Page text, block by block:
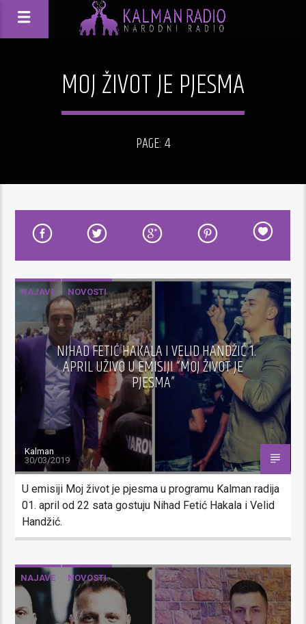
MOJ ŽIVOT JE PJESMA
PAGE: 4
NAJAVE NOVOSTI
NIHAD FETIĆ HAKALA I VELID HANDŽIĆ 1.
APRIL UŽIVO U EMISIJI “MOJ ŽIVOT JE
PJESMA”
Kalman
30/03/2019
U emisiji Moj život je pjesma u programu Kalman radija
01. april od 22 sata gostuju Nihad Fetić Hakala i Velid
Handžić.
NAJAVE NOVOSTI